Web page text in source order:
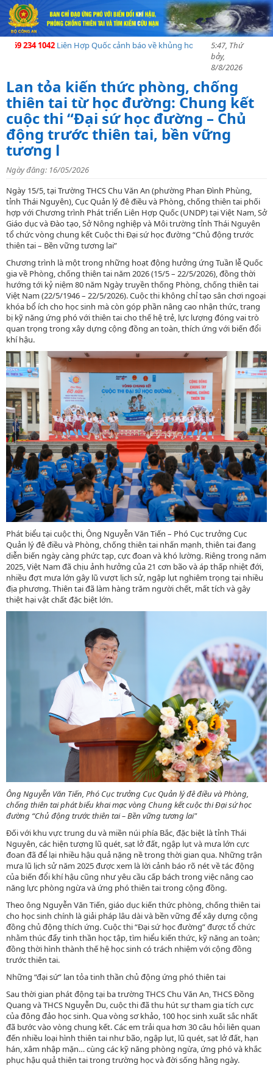
1042Liên Hợp Quốc cảnh báo về khủng hoảng nhân đạo tạI
5:47, Thứ
bảy,
8/8/2026
Lan tỏa kiến thức phòng, chống
thiên tai từ học đường: Chung kết
cuộc thi “Đại sứ học đường – Chủ
động trước thiên tai, bền vững
tương l
Ngày đăng: 16/05/2026
Ngày 15/5, tại Trường THCS Chu Văn An (phường Phan Đình Phùng,
tỉnh Thái Nguyên), Cục Quản lý đê điều và Phòng, chống thiên tai phối
hợp với Chương trình Phát triển Liên Hợp Quốc (UNDP) tại Việt Nam, Sở
Giáo dục và Đào tạo, Sở Nông nghiệp và Môi trường tỉnh Thái Nguyên
tổ chức vòng chung kết Cuộc thi Đại sứ học đường “Chủ động trước
thiên tai – Bền vững tương lai”
Chương trình là một trong những hoạt động hưởng ứng Tuần lễ Quốc
gia về Phòng, chống thiên tai năm 2026 (15/5 – 22/5/2026), đồng thời
hướng tới kỷ niệm 80 năm Ngày truyền thống Phòng, chống thiên tai
Việt Nam (22/5/1946 – 22/5/2026). Cuộc thi không chỉ tạo sân chơi ngoại
khóa bổ ích cho học sinh mà còn góp phần nâng cao nhận thức, trang
bị kỹ năng ứng phó với thiên tai cho thế hệ trẻ, lực lượng đóng vai trò
quan trọng trong xây dựng cộng đồng an toàn, thích ứng với biến đổi
khí hậu.
Phát biểu tại cuộc thi, Ông Nguyễn Văn Tiến – Phó Cục trưởng Cục
Quản lý đê điều và Phòng, chống thiên tai nhấn mạnh, thiên tai đang
diễn biến ngày càng phức tạp, cực đoan và khó lường. Riêng trong năm
2025, Việt Nam đã chịu ảnh hưởng của 21 cơn bão và áp thấp nhiệt đới,
nhiều đợt mưa lớn gây lũ vượt lịch sử, ngập lụt nghiêm trọng tại nhiều
địa phương. Thiên tai đã làm hàng trăm người chết, mất tích và gây
thiệt hại vật chất đặc biệt lớn.
Ông Nguyễn Văn Tiến, Phó Cục trưởng Cục Quản lý đê điều và Phòng,
chống thiên tai phát biểu khai mạc vòng Chung kết cuộc thi Đại sứ học
đường “Chủ động trước thiên tai – Bền vững tương lai"
Đối với khu vực trung du và miền núi phía Bắc, đặc biệt là tỉnh Thái
Nguyên, các hiện tượng lũ quét, sạt lở đất, ngập lụt và mưa lớn cực
đoan đã để lại nhiều hậu quả nặng nề trong thời gian qua. Những trận
mưa lũ lịch sử năm 2025 được xem là lời cảnh báo rõ nét về tác động
của biến đổi khí hậu cũng như yêu cầu cấp bách trong việc nâng cao
năng lực phòng ngừa và ứng phó thiên tai trong cộng đồng.
Theo ông Nguyễn Văn Tiến, giáo dục kiến thức phòng, chống thiên tai
cho học sinh chính là giải pháp lâu dài và bền vững để xây dựng cộng
đồng chủ động thích ứng. Cuộc thi “Đại sứ học đường” được tổ chức
nhằm thúc đẩy tinh thần học tập, tìm hiểu kiến thức, kỹ năng an toàn;
đồng thời hình thành thế hệ học sinh có trách nhiệm với cộng đồng
trước thiên tai.
Những “đại sứ” lan tỏa tinh thần chủ động ứng phó thiên tai
Sau thời gian phát động tại ba trường THCS Chu Văn An, THCS Đồng
Quang và THCS Nguyễn Du, cuộc thi đã thu hút sự tham gia tích cực
của đông đảo học sinh. Qua vòng sơ khảo, 100 học sinh xuất sắc nhất
đã bước vào vòng chung kết. Các em trải qua hơn 30 câu hỏi liên quan
đến nhiều loại hình thiên tai như bão, ngập lụt, lũ quét, sạt lở đất, hạn
hán, xâm nhập mặn… cùng các kỹ năng phòng ngừa, ứng phó và khắc
phục hậu quả thiên tai trong trường học và đời sống hằng ngày.